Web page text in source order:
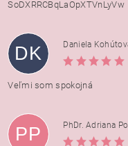
SoDXRRCBqLaOpXTVnLyVw
DK
Daniela
Veľmi som spokojná
PP
PhDr. Adriana